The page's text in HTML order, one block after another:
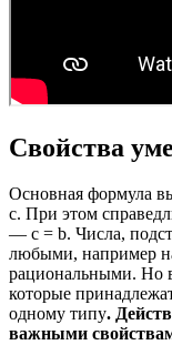
Свойства
Основная формула
c. При этом
— c = b. Числа,
любыми, например
рациональными. Но
которые
одному типу.
важными